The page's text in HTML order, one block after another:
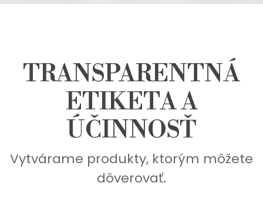
TRANSPARENTNÁ
ETIKETA A
ÚČINNOSŤ
Vytvárame produkty, ktorým môžete
dôverovať.